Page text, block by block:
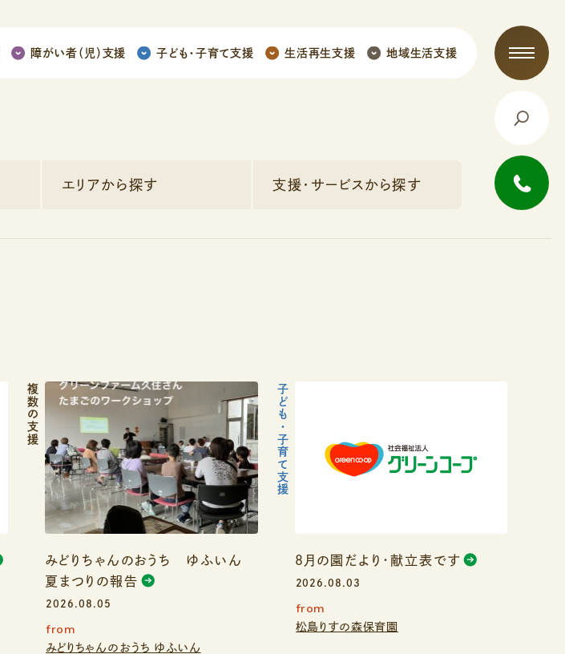
障がい者（児）支援 子ども ・ 子育て支援 生活再生支援 地域生活支援
エリアから探す 支援・サービスから探す
みどりちゃんのおうち ゆふいん
夏まつりの報告
2026.08.05
from
みどりちゃんのおうち ゆふいん
複数の支援
８月の園だより・献立表です
2026.08.03
from
松島りすの森保育園
子ども・子育て支援